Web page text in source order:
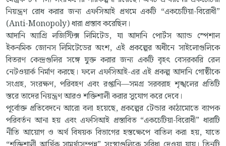
নিয়ন্ত্রণ রোধ করার জন্য এফসিআই প্রথমে একটি “একচেটিয়া-বিরোধী”
(Anti-Monopoly) ধারা প্রস্তাব করেছিল।
আদানি অ্যাগ্রি লজিস্টিক্স লিমিটেড, যা আদানি পোর্টস অ্যান্ড স্পেশাল
ইকনমিক জোনস লিমিটেডের অংশ, এই প্রকল্পের অধীনে সাইলোগুলিকে
বিতরণ কেন্দ্রগুলির সঙ্গে যুক্ত করার জন্য একটি বৃহৎ বেসরকারি রেল
নেটওয়ার্ক নির্মাণ করছে। ফলে এফসিআই-এর এই প্রকল্প আদানি গোষ্ঠীকে
সংগ্রহ, সংরক্ষণ, পরিবহণ এবং রপ্তানি—সমগ্র সরবরাহ শৃঙ্খলের প্রতিটি
স্তরে তাদের নিয়ন্ত্রণ আরও শক্তিশালী করার সুযোগ করে দেবে।
পূর্বোক্ত প্রতিবেদনে আরো বলা হয়েছে, প্রকল্পের টেন্ডার কাঠামোতে ব্যাপক
পরিবর্তন আনা হয় এবং এফসিআই প্রস্তাবিত “একচেটিয়া-বিরোধী” ধারাটি
নীতি আয়োগ ও অর্থ বিষয়ক বিভাগের হস্তক্ষেপে বাতিল করা হয়, যাতে